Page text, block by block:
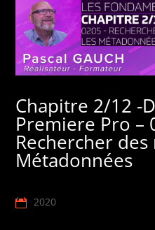
Chapitre 2/12 -
Premiere Pro –
Rechercher
Métadonnées
2020